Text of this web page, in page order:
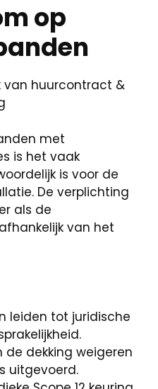
op
van huurcontract &
met
is het vaak
is voor de
De verplichting
als de
van het
leiden tot juridische
de dekking weigeren
uitgevoerd.